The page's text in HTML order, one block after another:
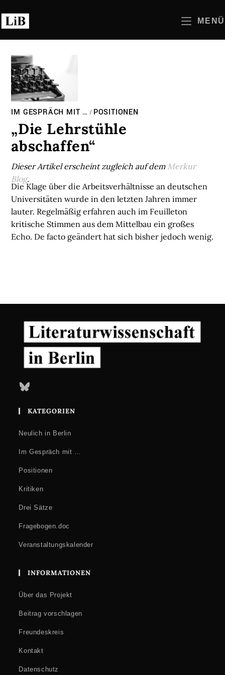
Inhalt
springen
MENÜ
IM GESPRÄCH MIT … / POSITIONEN
„Die Lehrstühle
abschaffen“
Dieser Artikel erscheint zugleich auf dem Merkur
Blog.
Die Klage über die Arbeitsverhältnisse an deutschen
Universitäten wurde in den letzten Jahren immer
lauter. Regelmäßig erfahren auch im Feuilleton
kritische Stimmen aus dem Mittelbau ein großes
Echo. De facto geändert hat sich bisher jedoch wenig.
Bluesky
KATEGORIEN
Neulich in Berlin
Im Gespräch mit …
Positionen
Kritiken
Drei Sätze
Fragebogen.doc
Veranstaltungskalender
INFORMATIONEN
Über das Projekt
Beitrag vorschlagen
Freundeskreis
Kontakt
Datenschutz